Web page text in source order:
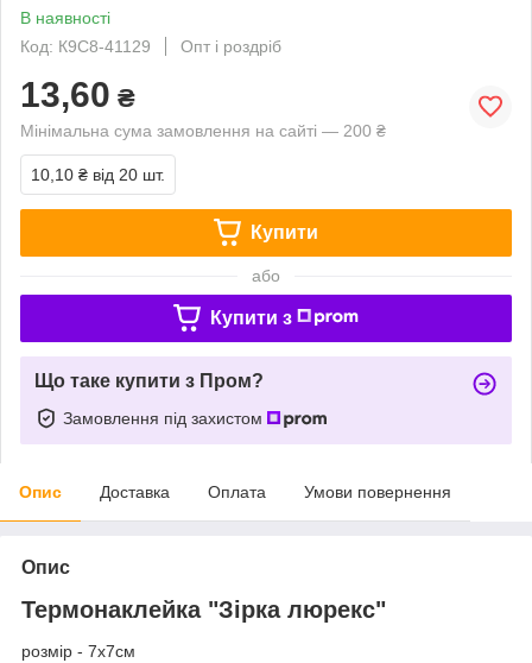
В наявності
Код: К9С8-41129
Опт і роздріб
13,60 ₴
Мінімальна сума замовлення на сайті — 200 ₴
10,10 ₴ від 20 шт.
Купити
або
Купити з
Що таке купити з Пром?
Замовлення під захистом
Опис Доставка Оплата Умови повернення
Опис
Термонаклейка "Зірка люрекс"
розмір - 7х7см